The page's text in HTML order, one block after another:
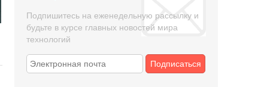
Подпишитесь на еженедельную рассылку и
будьте в курсе главных новостей мира
технологий
Подписаться